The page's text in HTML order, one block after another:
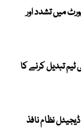
میں تشدد اور
تبدیل کرنے کا
ڈیجیٹل نظام نافذ